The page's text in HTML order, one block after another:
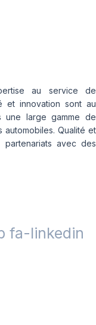
au service de
et innovation sont au
une large gamme de
Qualité et
avec des
fa-linkedin